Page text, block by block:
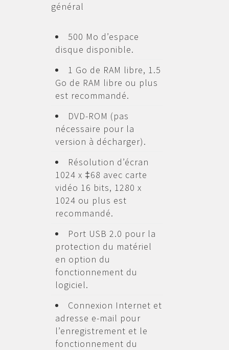
général
500 Mo d’espace
disque disponible.
1 Go de RAM libre, 1.5
Go de RAM libre ou plus
est recommandé.
DVD-ROM (pas
nécessaire pour la
version à décharger).
Résolution d’écran
1024 x ‡68 avec carte
vidéo 16 bits, 1280 x
1024 ou plus est
recommandé.
Port USB 2.0 pour la
protection du matériel
en option du
fonctionnement du
logiciel.
Connexion Internet et
adresse e-mail pour
l’enregistrement et le
fonctionnement du